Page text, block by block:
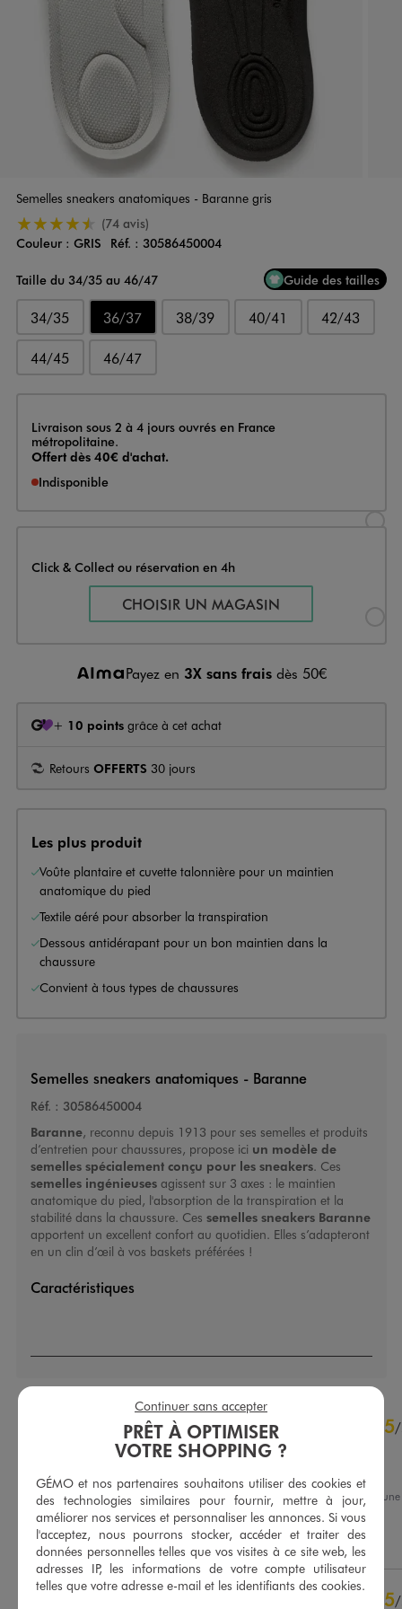
Semelles sneakers anatomiques - Baranne gris
4.5/5 de moyenne
(74 avis)
Couleur
Couleur : GRIS Réf. : 30586450004
Taille du 34/35 au 46/47
Guide des tailles
34/35 36/37 38/39 40/41 42/43
44/45 46/47
Livraison
Livraison sous 2 à 4 jours ouvrés en France
métropolitaine.
Offert dès 40€ d'achat.
Indisponible
Click & Collect ou réservation en 4h
Sélectionner l’option de
CHOISIR UN MAGASIN
Payez en 3X sans frais dès 50€
+ 10 points grâce à cet achat
Retours OFFERTS 30 jours
Les plus produit
Voûte plantaire et cuvette talonnière pour un maintien
anatomique du pied
Textile aéré pour absorber la transpiration
Dessous antidérapant pour un bon maintien dans la
chaussure
Convient à tous types de chaussures
Semelles sneakers anatomiques - Baranne
Réf. : 30586450004
Baranne, reconnu depuis 1913 pour ses semelles et produits
d’entretien pour chaussures, propose ici un modèle de
semelles spécialement conçu pour les sneakers. Ces
semelles ingénieuses agissent sur 3 axes : le maintien
anatomique du pied, l'absorption de la transpiration et la
stabilité dans la chaussure. Ces semelles sneakers Baranne
apportent un excellent confort au quotidien. Elles s’adapteront
en un clin d’œil à vos baskets préférées !
Caractéristiques
4.6/5
Basé sur 74 avis soumis à un
Voir tous les avis sur ce site
5 étoiles
53
5/
Avis vérifié et récompensé
Avis du 25/01/2026
, suite à
12/01/2026 par Nicole L.
Utile(0) Signaler
5/
PRÊT À OPTIMISER
VOTRE SHOPPING ?
GÉMO et nos partenaires souhaitons utiliser des cookies et
des technologies similaires pour fournir, mettre à jour,
améliorer nos services et personnaliser les annonces. Si vous
l'acceptez, nous pourrons stocker, accéder et traiter des
données personnelles telles que vos visites à ce site web, les
adresses IP, les informations de votre compte utilisateur
telles que votre adresse e-mail et les identifiants des cookies.
Continuer sans accepter